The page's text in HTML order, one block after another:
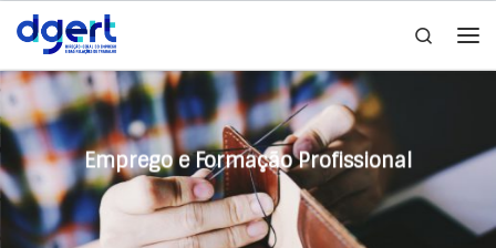
Skip to content Search
Emprego e Formação Profissional